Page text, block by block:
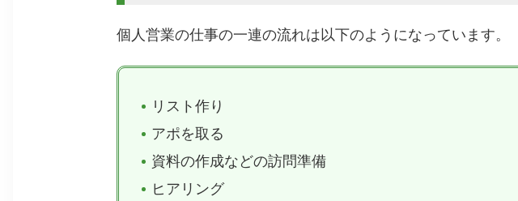
個人営業の仕事の一連の流れは以下のようになっています。
リスト作り
アポを取る
資料の作成などの訪問準備
ヒアリング